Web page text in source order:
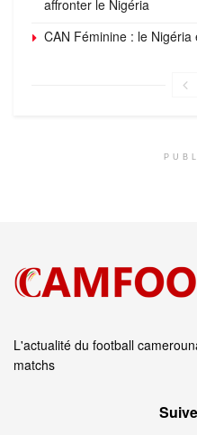
affronter le Nigéria
CAN Féminine : le
L'actualité du football
matchs